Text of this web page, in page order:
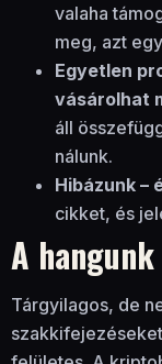
valaha
meg, azt
Egyetlen
vásárolhat
áll
nálunk.
Hibázunk –
cikket, és
A hangunk
Tárgyilagos, de